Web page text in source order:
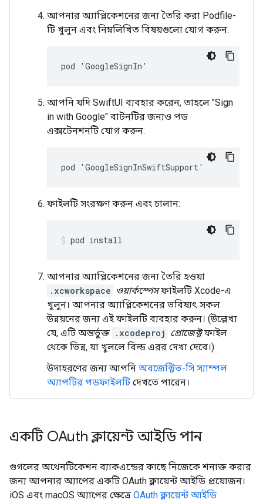
আপনার অ্যাপ্লিকেশনের জন্য তৈরি করা Podfile-
টি খুলুন এবং নিম্নলিখিত বিষয়গুলো যোগ করুন:
pod 'GoogleSignIn'
আপনি যদি SwiftUI ব্যবহার করেন, তাহলে "Sign
in with Google" বাটনটির জন্যও পড
এক্সটেনশনটি যোগ করুন:
pod 'GoogleSignInSwiftSupport'
ফাইলটি সংরক্ষণ করুন এবং চালান:
pod install
আপনার অ্যাপ্লিকেশনের জন্য তৈরি হওয়া
.xcworkspace ওয়ার্কস্পেসফাইলটি Xcode-এ
খুলুন। আপনার অ্যাপ্লিকেশনের ভবিষ্যৎ সকল
উন্নয়নের জন্য এই ফাইলটি ব্যবহার করুন। (উল্লেখ্য
যে, এটি অন্তর্ভুক্ত .xcodeproj প্রোজেক্টফাইল
থেকে ভিন্ন, যা খুললে বিল্ড এরর দেখা দেবে।)
উদাহরণের জন্য আপনি অবজেক্টিভ-সি স্যাম্পল
অ্যাপটির পডফাইলটি দেখতে পারেন।
একটি OAuth ক্লায়েন্ট আইডি পান
গুগলের অথেনটিকেশন ব্যাকএন্ডের কাছে নিজেকে শনাক্ত করার
জন্য আপনার অ্যাপের একটি OAuth ক্লায়েন্ট আইডি প্রয়োজন।
iOS এবং macOS অ্যাপের ক্ষেত্রে OAuth ক্লায়েন্ট আইডি